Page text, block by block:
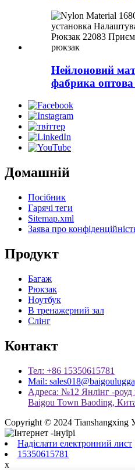
Нейлоновий
фабрика оптова
Домашній
Посібник
Гарячі теги
Sitemap.xml
Заява про
Продукт
Багаж
Рюкзак
Ноутбук
В тренажерний зал
Слінг
Контакт
Тел: +86 15350615781
Mail:
Адреса: №12 Янлінг -роуд
Baigou Town Baoding,
Copyright © 2024 Tianshangxing
Надіслати електронний лист
15350615781
x